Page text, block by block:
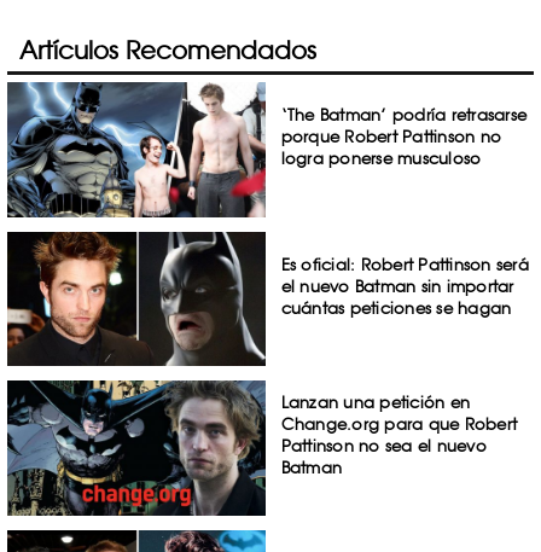
Artículos Recomendados
‘The Batman’ podría retrasarse
porque Robert Pattinson no
logra ponerse musculoso
Es oficial: Robert Pattinson será
el nuevo Batman sin importar
cuántas peticiones se hagan
Lanzan una petición en
Change.org para que Robert
Pattinson no sea el nuevo
Batman